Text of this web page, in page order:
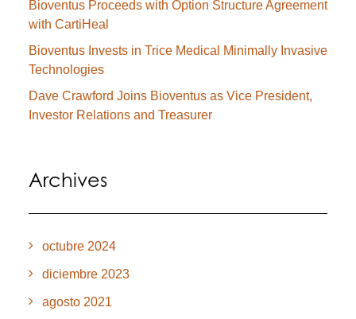
Bioventus Proceeds with Option Structure Agreement
with CartiHeal
Bioventus Invests in Trice Medical Minimally Invasive
Technologies
Dave Crawford Joins Bioventus as Vice President,
Investor Relations and Treasurer
Archives
octubre 2024
diciembre 2023
agosto 2021